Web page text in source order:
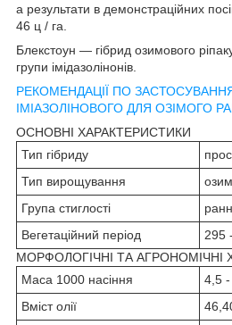
а результати в демонстраційних
46 ц / га.
Блекстоун — гібрид озимового
групи імідазолінонів.
РЕКОМЕНДАЦІЇ ПО ЗАСТОСУВАННЯ
ІМІАЗОЛІНОВОГО ДЛЯ ОЗІМОГО
ОСНОВНІ ХАРАКТЕРИСТИКИ
Тип гібриду
Тип вирощування
Група стиглості
Вегетаційний період
295
МОРФОЛОГІЧНІ ТА АГРОНОМІЧНІ
Маса 1000 насіння
4,5 -
Вміст олії